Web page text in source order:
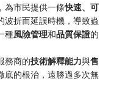
為市民提供一條快速、可
波折而延誤時機，導致蟲
種風險管理和品質保證的
務商的技術解釋能力與售
底的根治，遠勝過多次無